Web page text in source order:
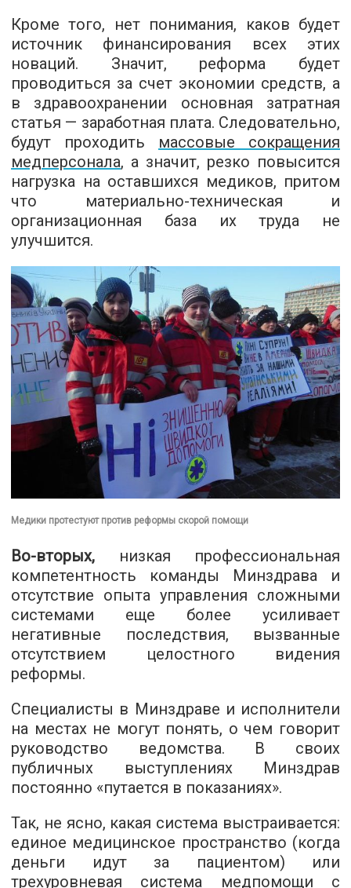
Кроме того, нет понимания, каков будет
источник финансирования всех этих
новаций. Значит, реформа будет
проводиться за счет экономии средств, а
в здравоохранении основная затратная
статья — заработная плата. Следовательно,
будут проходить массовые сокращения
медперсонала, а значит, резко повысится
нагрузка на оставшихся медиков, притом
что материально-техническая и
организационная база их труда не
улучшится.
Медики протестуют против реформы скорой помощи
Во-вторых, низкая профессиональная
компетентность команды Минздрава и
отсутствие опыта управления сложными
системами еще более усиливает
негативные последствия, вызванные
отсутствием целостного видения
реформы.
Специалисты в Минздраве и исполнители
на местах не могут понять, о чем говорит
руководство ведомства. В своих
публичных выступлениях Минздрав
постоянно «путается в показаниях».
Так, не ясно, какая система выстраивается:
единое медицинское пространство (когда
деньги идут за пациентом) или
трехуровневая система медпомощи с